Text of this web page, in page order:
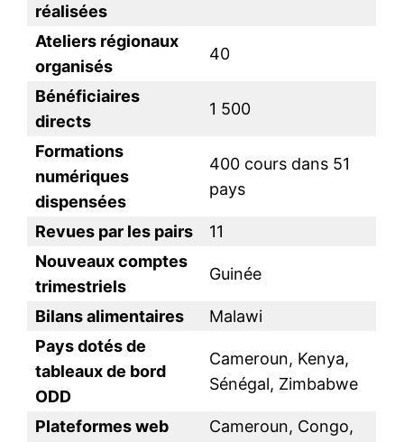
réalisées
Ateliers régionaux
organisés
40
Bénéficiaires
directs
1 500
Formations
numériques
dispensées
400 cours dans 51
pays
Revues par les pairs
11
Nouveaux comptes
trimestriels
Guinée
Bilans alimentaires
Malawi
Pays dotés de
tableaux de bord
ODD
Cameroun, Kenya,
Sénégal, Zimbabwe
Plateformes web
Cameroun, Congo,